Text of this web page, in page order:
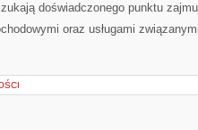
doświadczonego punktu
oraz usługami